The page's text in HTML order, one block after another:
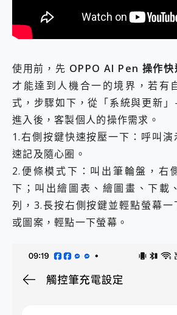
使用前，先 OPPO AI Pen 操作快
才能達到人機合一的境界，若有
式，步驟如下，從「系統與更新
進入後，客製個人的操作需求。
1.右側按鍵快速按壓一下：呼叫演
速記及隨心圈。
2.便條模式下：叫出筆輪盤，右
下；叫出繪圖表、繪圖畫、下載
列，3.長按右側按鍵並輕點螢幕一
或圖案，輕點一下螢幕。